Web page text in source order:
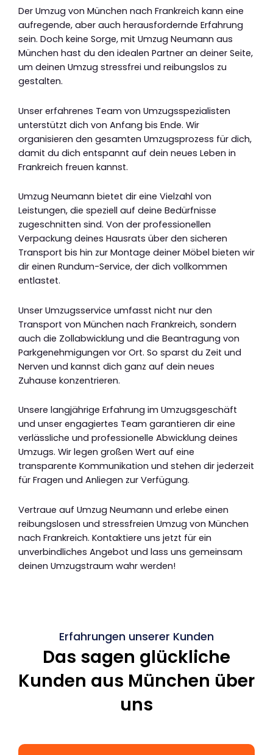
Der Umzug von München nach Frankreich kann eine
aufregende, aber auch herausfordernde Erfahrung
sein. Doch keine Sorge, mit Umzug Neumann aus
München hast du den idealen Partner an deiner Seite,
um deinen Umzug stressfrei und reibungslos zu
gestalten.
Unser erfahrenes Team von Umzugsspezialisten
unterstützt dich von Anfang bis Ende. Wir
organisieren den gesamten Umzugsprozess für dich,
damit du dich entspannt auf dein neues Leben in
Frankreich freuen kannst.
Umzug Neumann bietet dir eine Vielzahl von
Leistungen, die speziell auf deine Bedürfnisse
zugeschnitten sind. Von der professionellen
Verpackung deines Hausrats über den sicheren
Transport bis hin zur Montage deiner Möbel bieten wir
dir einen Rundum-Service, der dich vollkommen
entlastet.
Unser Umzugsservice umfasst nicht nur den
Transport von München nach Frankreich, sondern
auch die Zollabwicklung und die Beantragung von
Parkgenehmigungen vor Ort. So sparst du Zeit und
Nerven und kannst dich ganz auf dein neues
Zuhause konzentrieren.
Unsere langjährige Erfahrung im Umzugsgeschäft
und unser engagiertes Team garantieren dir eine
verlässliche und professionelle Abwicklung deines
Umzugs. Wir legen großen Wert auf eine
transparente Kommunikation und stehen dir jederzeit
für Fragen und Anliegen zur Verfügung.
Vertraue auf Umzug Neumann und erlebe einen
reibungslosen und stressfreien Umzug von München
nach Frankreich. Kontaktiere uns jetzt für ein
unverbindliches Angebot und lass uns gemeinsam
deinen Umzugstraum wahr werden!
Erfahrungen unserer Kunden
Das sagen glückliche
Kunden aus München über
uns